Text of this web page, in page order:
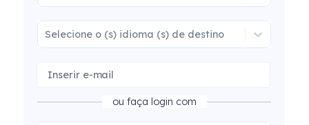
Selecione o (s) idioma (s) de destino
ou faça login com